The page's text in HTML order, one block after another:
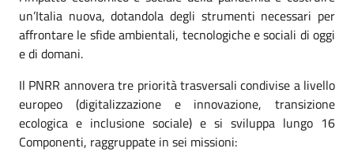
un’Italia nuova, dotandola degli strumenti necessari per
affrontare le sfide ambientali, tecnologiche e sociali di oggi
e di domani.
Il PNRR annovera tre priorità trasversali condivise a livello
europeo (digitalizzazione e innovazione, transizione
ecologica e inclusione sociale) e si sviluppa lungo 16
Componenti, raggruppate in sei missioni: